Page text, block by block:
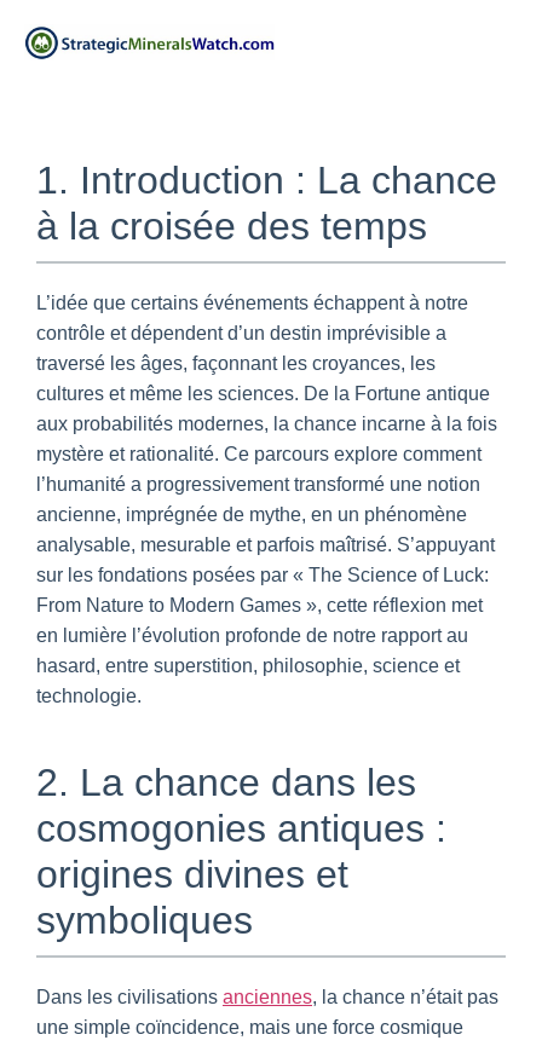
1. Introduction : La chance
à la croisée des temps
L’idée que certains événements échappent à notre
contrôle et dépendent d’un destin imprévisible a
traversé les âges, façonnant les croyances, les
cultures et même les sciences. De la Fortune antique
aux probabilités modernes, la chance incarne à la fois
mystère et rationalité. Ce parcours explore comment
l’humanité a progressivement transformé une notion
ancienne, imprégnée de mythe, en un phénomène
analysable, mesurable et parfois maîtrisé. S’appuyant
sur les fondations posées par « The Science of Luck:
From Nature to Modern Games », cette réflexion met
en lumière l’évolution profonde de notre rapport au
hasard, entre superstition, philosophie, science et
technologie.
2. La chance dans les
cosmogonies antiques :
origines divines et
symboliques
Dans les civilisations anciennes, la chance n’était pas
une simple coïncidence, mais une force cosmique